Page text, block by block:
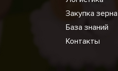
Закупка зерна
База знаний
Контакты